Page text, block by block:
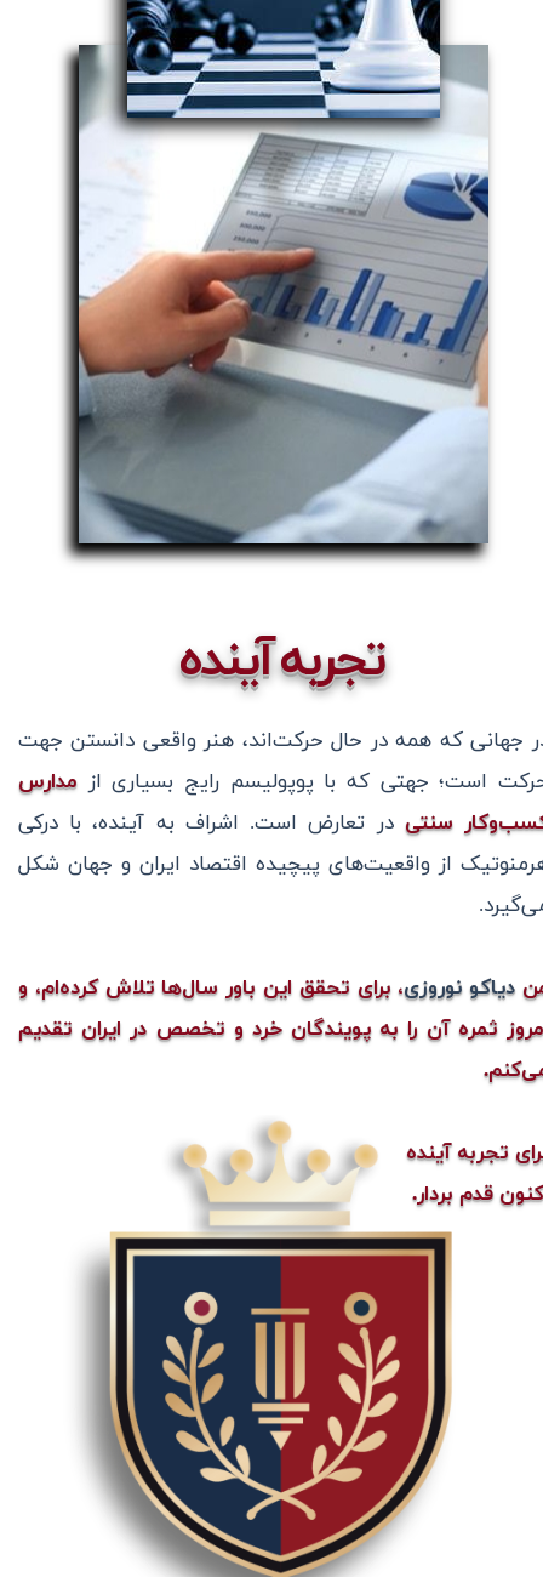
تجربه آینده
جهانی که همه در حال حرکت‌اند، هنر واقعی دانستن جهت
است؛ جهتی که با پوپولیسم رایج بسیاری از مدارس
سنتی در تعارض است. اشراف به آینده، با درکی
از واقعیت‌های پیچیده اقتصاد ایران و جهان شکل
دیاکو نوروزی، برای تحقق این باور سال‌ها تلاش کرده‌ام، و
ثمره آن را به پویندگان خرد و تخصص در ایران تقدیم
تجربه آینده
قدم بردار.